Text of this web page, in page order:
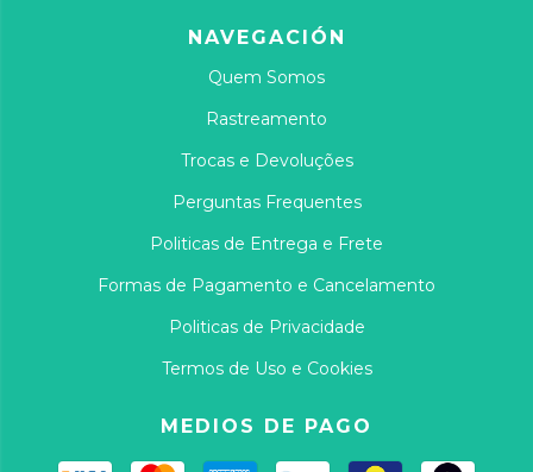
NAVEGACIÓN
Quem Somos
Rastreamento
Trocas e Devoluções
Perguntas Frequentes
Politicas de Entrega e Frete
Formas de Pagamento e Cancelamento
Politicas de Privacidade
Termos de Uso e Cookies
MEDIOS DE PAGO